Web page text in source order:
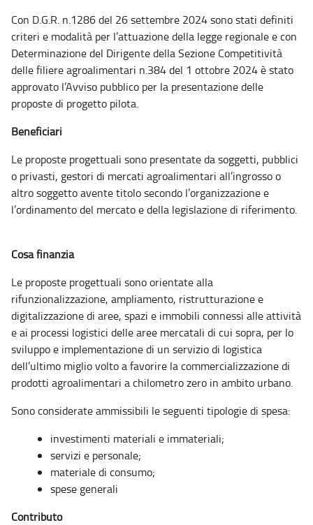
Con D.G.R. n.1286 del 26 settembre 2024 sono stati definiti
criteri e modalità per l’attuazione della legge regionale e con
Determinazione del Dirigente della Sezione Competitività
delle filiere agroalimentari n.384 del 1 ottobre 2024 è stato
approvato l’Avviso pubblico per la presentazione delle
proposte di progetto pilota.
Beneficiari
Le proposte progettuali sono presentate da soggetti, pubblici
o privasti, gestori di mercati agroalimentari all’ingrosso o
altro soggetto avente titolo secondo l’organizzazione e
l’ordinamento del mercato e della legislazione di riferimento.
Cosa finanzia
Le proposte progettuali sono orientate alla
rifunzionalizzazione, ampliamento, ristrutturazione e
digitalizzazione di aree, spazi e immobili connessi alle attività
e ai processi logistici delle aree mercatali di cui sopra, per lo
sviluppo e implementazione di un servizio di logistica
dell’ultimo miglio volto a favorire la commercializzazione di
prodotti agroalimentari a chilometro zero in ambito urbano.
Sono considerate ammissibili le seguenti tipologie di spesa:
investimenti materiali e immateriali;
servizi e personale;
materiale di consumo;
spese generali
Contributo